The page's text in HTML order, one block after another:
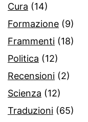
Cura (14)
Formazione (9)
Frammenti (18)
Politica (12)
Recensioni (2)
Scienza (12)
Traduzioni (65)